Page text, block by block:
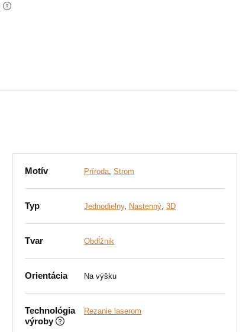
Motív Príroda, Strom
Typ Jednodielny, Nastenný, 3D
Tvar Obdĺžnik
Orientácia Na výšku
Technológia
výroby
Rezanie laserom